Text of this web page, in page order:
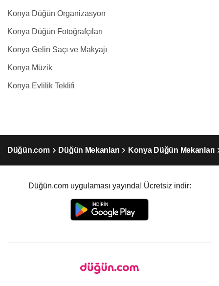
Konya Düğün Organizasyon
Konya Düğün Fotoğrafçıları
Konya Gelin Saçı ve Makyajı
Konya Müzik
Konya Evlilik Teklifi
Düğün.com Düğün Mekanları Konya Düğün Mekanları
Düğün.com uygulaması yayında! Ücretsiz indir: